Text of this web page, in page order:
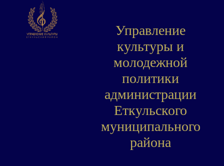
Управление
культуры и
молодежной
политики
администрации
Еткульского
муниципального
района